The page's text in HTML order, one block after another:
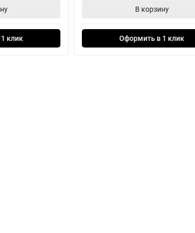
клик
В корзину
Оформить в 1 клик